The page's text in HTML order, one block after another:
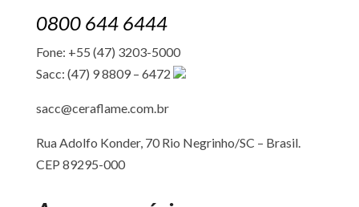
0800 644 6444
Fone: +55 (47) 3203-5000
Sacc: (47) 9 8809 – 6472
sacc@ceraflame.com.br
Rua Adolfo Konder, 70 Rio Negrinho/SC – Brasil.
CEP 89295-000